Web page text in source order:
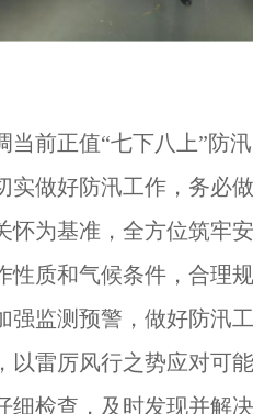
当前正值“七下八上”防
实做好防汛工作，务必
怀为基准，全方位筑牢
性质和气候条件，合理
强监测预警，做好防汛
以雷厉风行之势应对可
细检查，及时发现并解